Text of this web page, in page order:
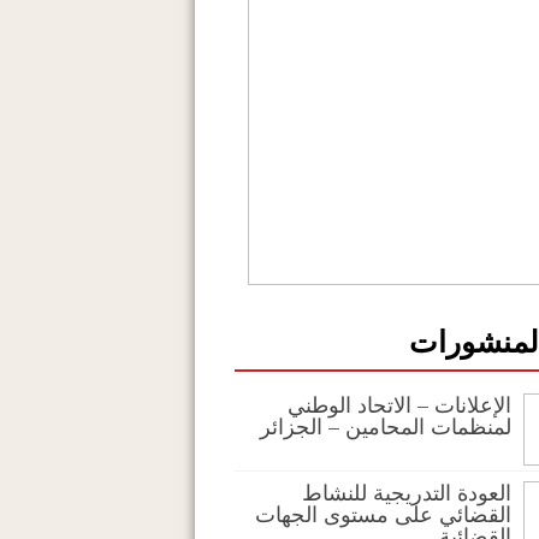
الإعلانات – الاتحاد الوطني
لمنظمات المحامين – الجزائر
العودة التدريجية للنشاط
القضائي على مستوى الجهات